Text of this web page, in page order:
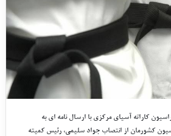
کاراته آسیای مرکزی با ارسال نامه ای به
کشورمان از انتصاب جواد سلیمی، رئیس کمیته